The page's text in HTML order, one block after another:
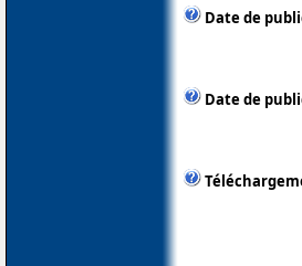
Date de
Date de